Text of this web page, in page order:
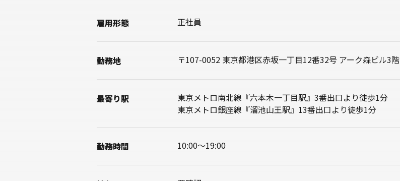
雇用形態 正社員
勤務地 〒107-0052 東京都港区赤坂一丁目12番32号 アーク森ビル3階
最寄り駅
東京メトロ南北線『六本木一丁目駅』3番出口より徒歩1分
東京メトロ銀座線『溜池山王駅』13番出口より徒歩1分
勤務時間 10:00〜19:00